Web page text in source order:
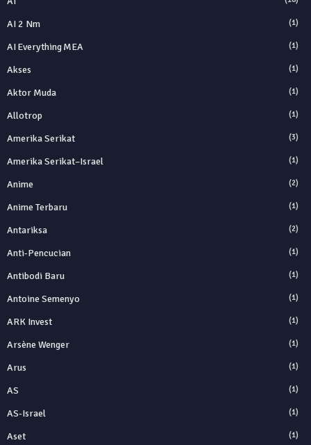
AI 2 Nm (1)
AI Everything MEA (1)
Akses (1)
Aktor Muda (1)
Allotrop (1)
Amerika Serikat (3)
Amerika Serikat–Israel (1)
Anime (2)
Anime Terbaru (1)
Antariksa (2)
Anti‑Pencucian (1)
Antibodi Baru (1)
Antoine Semenyo (1)
ARK Invest (1)
Arsène Wenger (1)
Arus (1)
AS (1)
AS-Israel (1)
Aset (1)